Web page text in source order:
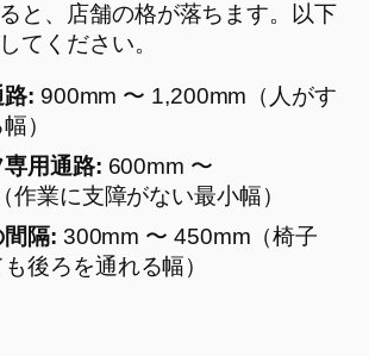
と、店舗の格が落ちます。以下
てください。
路: 900mm 〜 1,200mm（人がす
）
専用通路: 600mm 〜
作業に支障がない最小幅）
隔: 300mm 〜 450mm（椅子
後ろを通れる幅）